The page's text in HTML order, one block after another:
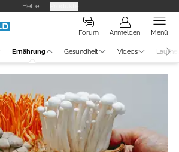
Hefte
Forum Anmelden Menü
Ernährung Gesundheit Videos